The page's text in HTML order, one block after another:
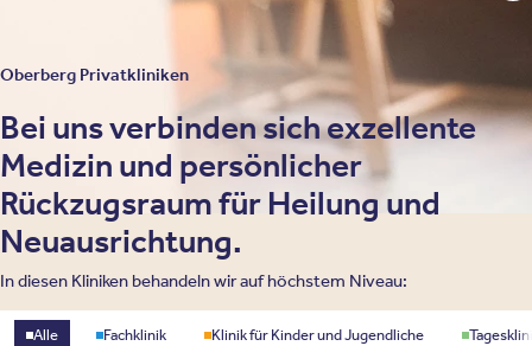
Oberberg Privatkliniken
Bei uns verbinden sich exzellente
Medizin und persönlicher
Rückzugsraum für Heilung und
Neuausrichtung.
In diesen Kliniken behandeln wir auf höchstem Niveau:
Standorttyp
Alle Fachklinik Klinik für Kinder und Jugendliche